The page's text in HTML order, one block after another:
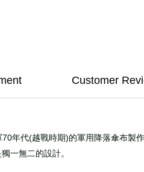
Customer
年代(越戰時期)的軍用降落傘布
一無二的設計。